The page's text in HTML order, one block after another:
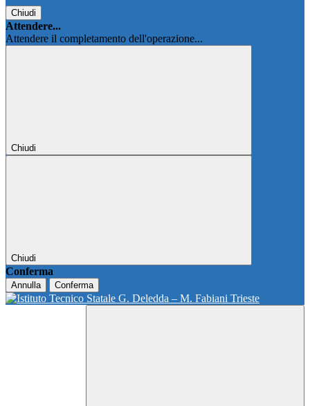
Chiudi
Attendere...
Attendere il completamento dell'operazione...
Chiudi
Chiudi
Conferma
Annulla Conferma